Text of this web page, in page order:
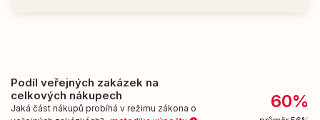
Podíl veřejných zakázek na
celkových nákupech
Jaká část nákupů probíhá v režimu zákona o
60%